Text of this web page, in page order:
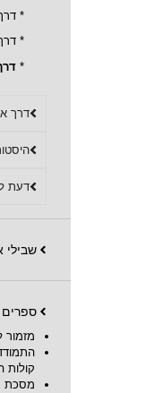
*
*
*
דרך
דעת
שבילי
ספרים
מזמור
קולות
מסכת